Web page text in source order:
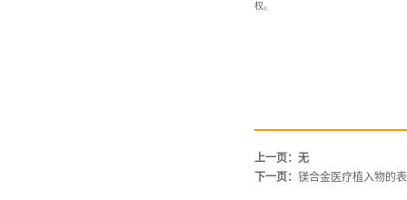
权。
上一页：无
下一页： 镁合金医疗植入物的